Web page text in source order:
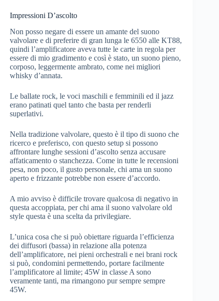
Impressioni D’ascolto
Non posso negare di essere un amante del suono
valvolare e di preferire di gran lunga le 6550 alle KT88,
quindi l’amplificatore aveva tutte le carte in regola per
essere di mio gradimento e così è stato, un suono pieno,
corposo, leggermente ambrato, come nei migliori
whisky d’annata.
Le ballate rock, le voci maschili e femminili ed il jazz
erano patinati quel tanto che basta per renderli
superlativi.
Nella tradizione valvolare, questo è il tipo di suono che
ricerco e preferisco, con questo setup si possono
affrontare lunghe sessioni d’ascolto senza accusare
affaticamento o stanchezza. Come in tutte le recensioni
pesa, non poco, il gusto personale, chi ama un suono
aperto e frizzante potrebbe non essere d’accordo.
A mio avviso è difficile trovare qualcosa di negativo in
questa accoppiata, per chi ama il suono valvolare old
style questa è una scelta da privilegiare.
L’unica cosa che si può obiettare riguarda l’efficienza
dei diffusori (bassa) in relazione alla potenza
dell’amplificatore, nei pieni orchestrali e nei brani rock
si può, condomini permettendo, portare facilmente
l’amplificatore al limite; 45W in classe A sono
veramente tanti, ma rimangono pur sempre sempre
45W.